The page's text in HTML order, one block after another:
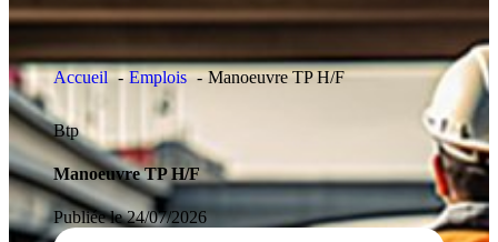
Accueil Emplois Manoeuvre TP H/F
Btp
Manoeuvre TP H/F
Publiée le 24/07/2026